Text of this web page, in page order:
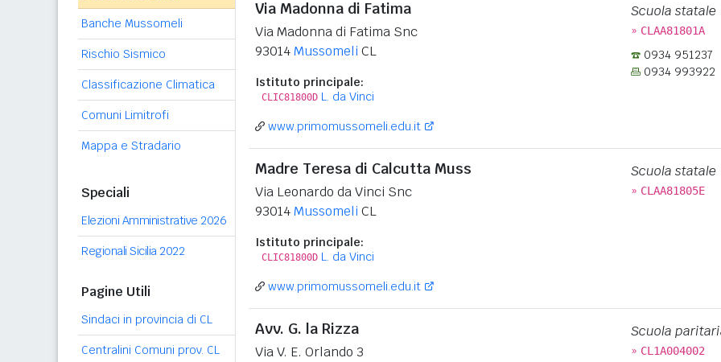
Banche Mussomeli
Rischio Sismico
Classificazione Climatica
Comuni Limitrofi
Mappa e Stradario
Speciali
Elezioni Amministrative 2026
Regionali Sicilia 2022
Pagine Utili
Sindaci in provincia di CL
Centralini Comuni prov. CL
Via Madonna di Fatima
Via Madonna di Fatima Snc
93014Mussomeli CL
Istituto principale:
CLIC81800D L. da Vinci
Scuola statale
» CLAA81801A
0934 951237
0934 993922
www.primomussomeli.edu.it
Madre Teresa di Calcutta Muss
Via Leonardo da Vinci Snc
93014Mussomeli CL
Istituto principale:
CLIC81800D L. da Vinci
Scuola statale
» CLAA81805E
www.primomussomeli.edu.it
Avv. G. la Rizza
Via V. E. Orlando 3
Scuola
» CL1A004002